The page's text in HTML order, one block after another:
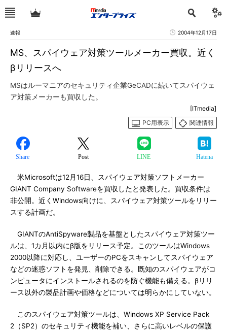
速報 2004年12月17日
MS、スパイウェア対策ツールメーカー買収。近く
βリリースへ
MSはルーマニアのセキュリティ企業GeCADに続いてスパイウェ
ア対策メーカーも買収した。
[ITmedia]
PC用表示
関連情報
Share Post LINE Hatena
米Microsoftは12月16日、スパイウェア対策ソフトメーカー
GIANT Company Softwareを買収したと発表した。買収条件は
非公開。近くWindows向けに、スパイウェア対策ツールをリリー
スする計画だ。
GIANTのAntiSpyware製品を基盤としたスパイウェア対策ツー
ルは、1カ月以内にβ版をリリース予定。このツールはWindows
2000以降に対応し、ユーザーのPCをスキャンしてスパイウェア
などの迷惑ソフトを発見、削除できる。既知のスパイウェアがコ
ンピュータにインストールされるのを防ぐ機能も備える。βリリ
ース以外の製品計画や価格などについては明らかにしていない。
このスパイウェア対策ツールは、Windows XP Service Pack
2（SP2）のセキュリティ機能を補い、さらに高いレベルの保護